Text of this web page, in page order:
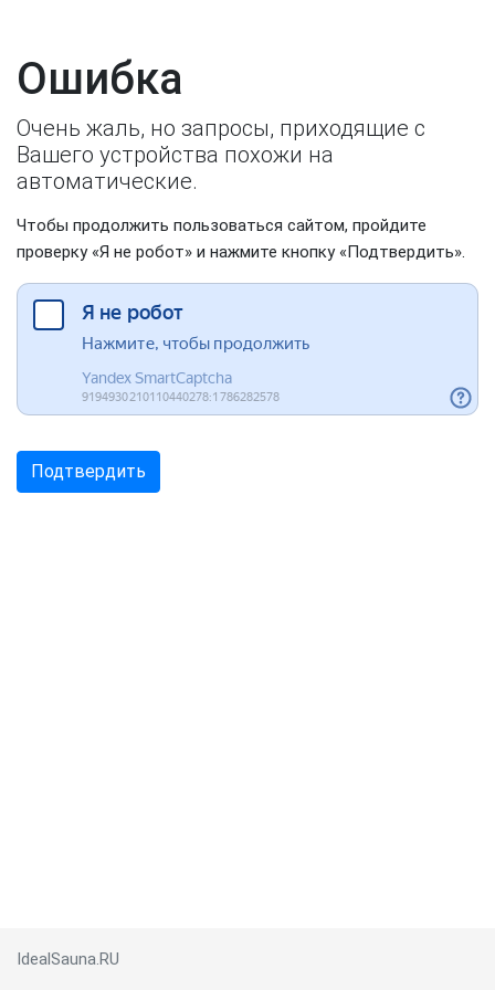
Ошибка
Очень жаль, но запросы, приходящие с
Вашего устройства похожи на
автоматические.
Чтобы продолжить пользоваться сайтом, пройдите
проверку «Я не робот» и нажмите кнопку «Подтвердить».
IdealSauna.RU